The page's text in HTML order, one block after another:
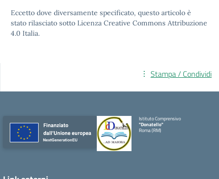
Eccetto dove diversamente specificato, questo articolo è
stato rilasciato sotto Licenza Creative Commons Attribuzione
4.0 Italia.
Stampa / Condividi
Istituto Comprensivo
"Donatello"
Roma (RM)